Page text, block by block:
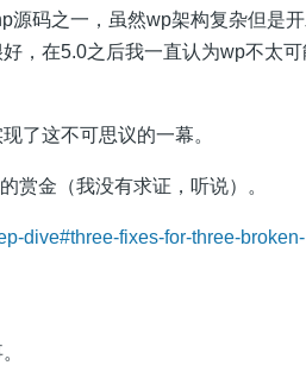
源码之一，虽然wp架构复杂但是
，在5.0之后我一直认为wp不太
了这不可思议的一幕。
赏金（我没有求证，听说）。
dive#three-fixes-for-three-broken-